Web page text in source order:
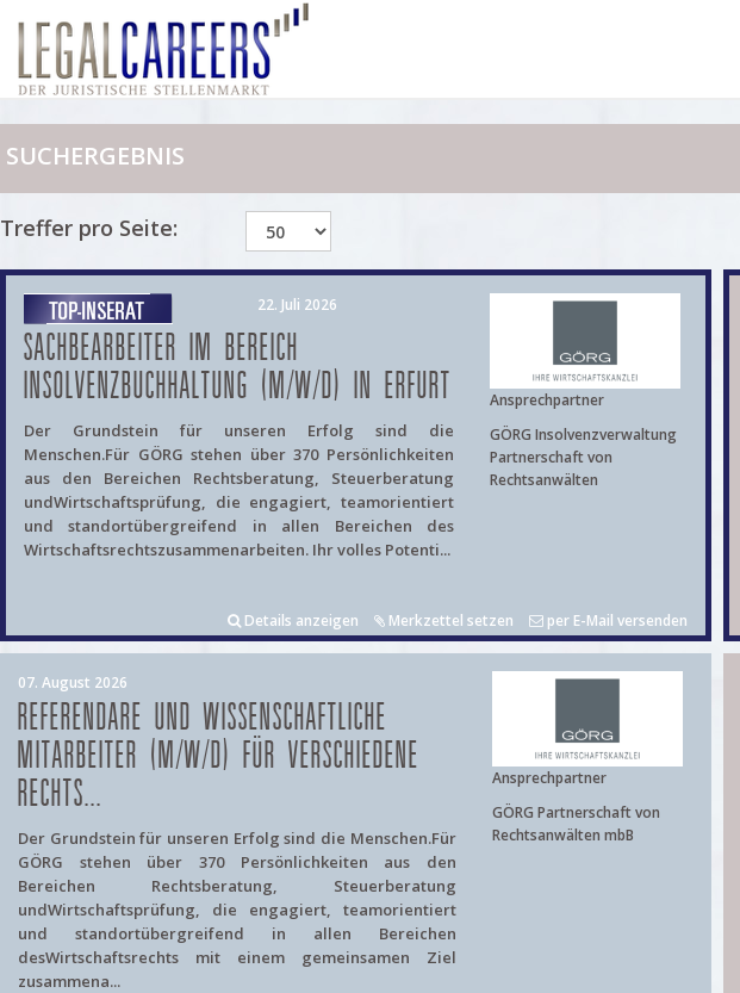
SUCHERGEBNIS
Treffer pro Seite:
22. Juli 2026
SACHBEARBEITER IM BEREICH
INSOLVENZBUCHHALTUNG (M/W/D) IN ERFURT
Der Grundstein für unseren Erfolg sind die
Menschen.Für GÖRG stehen über 370 Persönlichkeiten
aus den Bereichen Rechtsberatung, Steuerberatung
undWirtschaftsprüfung, die engagiert, teamorientiert
und standortübergreifend in allen Bereichen des
Wirtschaftsrechtszusammenarbeiten. Ihr volles Potenti...
Ansprechpartner
GÖRG Insolvenzverwaltung
Partnerschaft von
Rechtsanwälten
Details anzeigen Merkzettel setzen per E-Mail versenden
07. August 2026
REFERENDARE UND WISSENSCHAFTLICHE
MITARBEITER (M/W/D) FÜR VERSCHIEDENE
RECHTS...
Der Grundstein für unseren Erfolg sind die Menschen.Für
GÖRG stehen über 370 Persönlichkeiten aus den
Bereichen Rechtsberatung, Steuerberatung
undWirtschaftsprüfung, die engagiert, teamorientiert
und standortübergreifend in allen Bereichen
desWirtschaftsrechts mit einem gemeinsamen Ziel
zusammena...
Ansprechpartner
GÖRG Partnerschaft von
Rechtsanwälten mbB